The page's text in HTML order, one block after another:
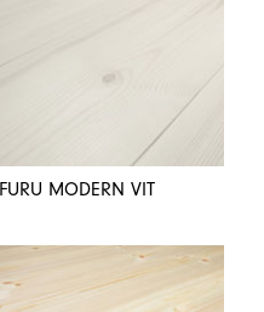
FURU MODERN VIT